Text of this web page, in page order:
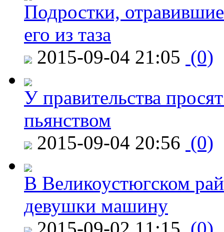
Подростки,
его из таза
2015-09-04 21:05 (0)
У правительства
пьянством
2015-09-04 20:56 (0)
В Великоустюгском
девушки машину